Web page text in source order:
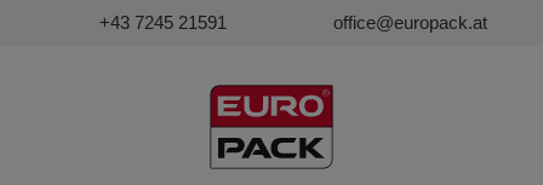
+43 7245 21591 office@europack.at